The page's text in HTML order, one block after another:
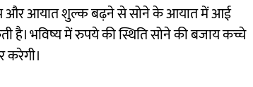
और आयात शुल्क बढ़ने से सोने के आयात में आई
भविष्य में रुपये की स्थिति सोने की बजाय कच्चे
करेगी।